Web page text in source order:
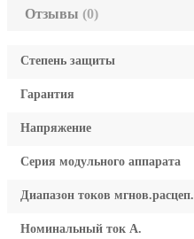
Отзывы (0)
Степень защиты
Гарантия
Напряжение
Серия модульного аппарата
Диапазон токов мгнов.расцеп.
Номинальный ток А.